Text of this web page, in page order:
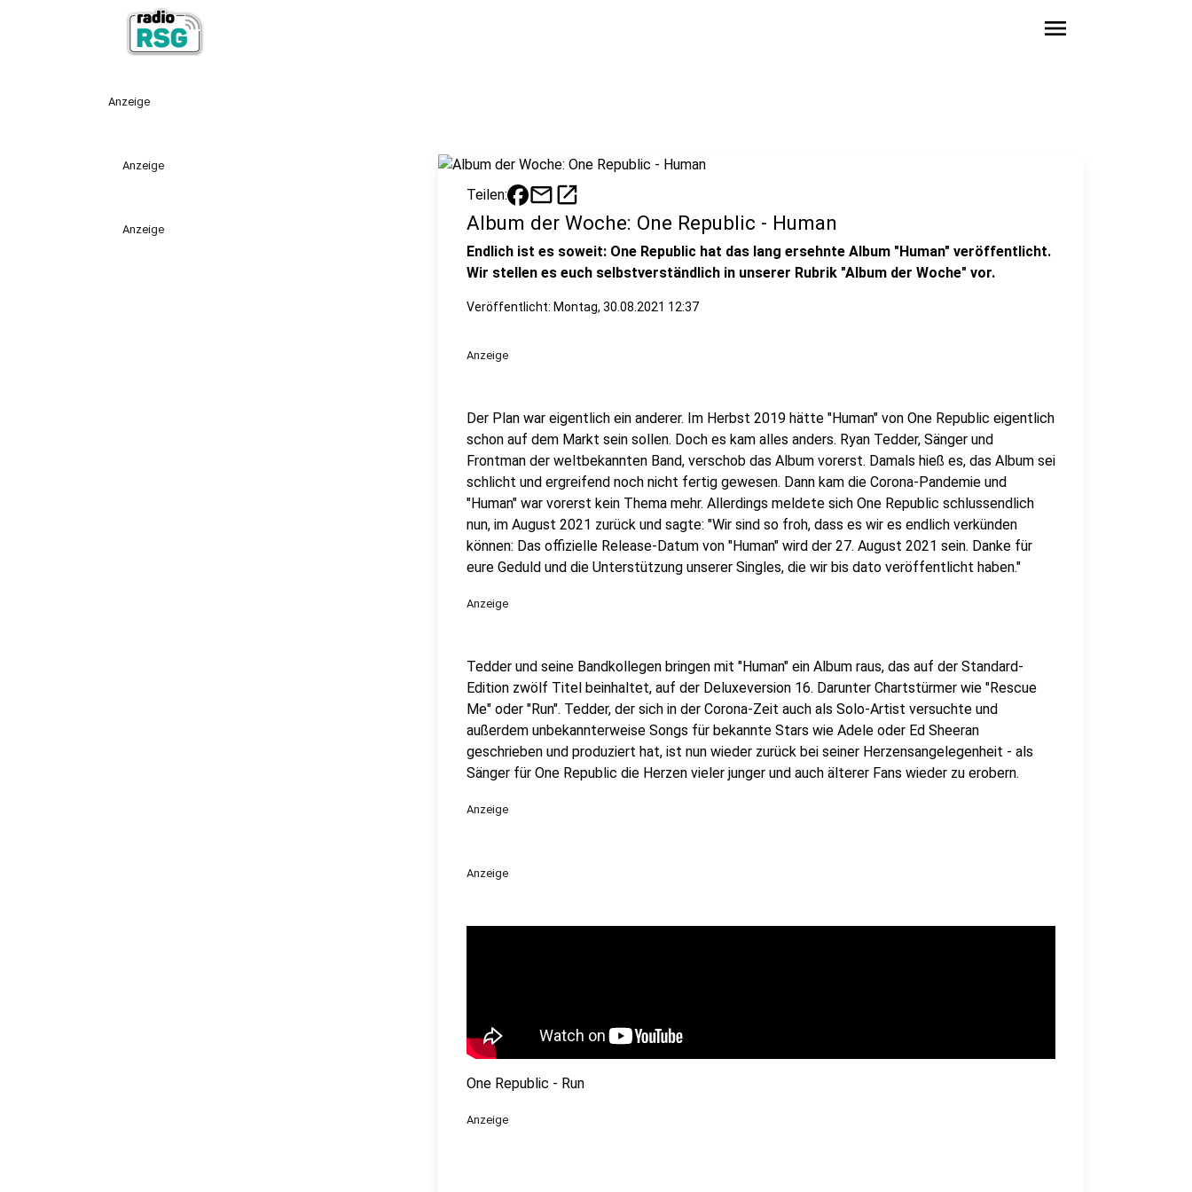
menu
Anzeige
Anzeige
Anzeige
Teilen: mailopen_in_new
Album der Woche: One Republic - Human
Endlich ist es soweit: One Republic hat das lang ersehnte Album "Human" veröffentlicht.
Wir stellen es euch selbstverständlich in unserer Rubrik "Album der Woche" vor.
Veröffentlicht: Montag, 30.08.2021 12:37
Anzeige
Der Plan war eigentlich ein anderer. Im Herbst 2019 hätte "Human" von One Republic eigentlich
schon auf dem Markt sein sollen. Doch es kam alles anders. Ryan Tedder, Sänger und
Frontman der weltbekannten Band, verschob das Album vorerst. Damals hieß es, das Album sei
schlicht und ergreifend noch nicht fertig gewesen. Dann kam die Corona-Pandemie und
"Human" war vorerst kein Thema mehr. Allerdings meldete sich One Republic schlussendlich
nun, im August 2021 zurück und sagte: "Wir sind so froh, dass es wir es endlich verkünden
können: Das offizielle Release-Datum von "Human" wird der 27. August 2021 sein. Danke für
eure Geduld und die Unterstützung unserer Singles, die wir bis dato veröffentlicht haben."
Anzeige
Tedder und seine Bandkollegen bringen mit "Human" ein Album raus, das auf der Standard-
Edition zwölf Titel beinhaltet, auf der Deluxeversion 16. Darunter Chartstürmer wie "Rescue
Me" oder "Run". Tedder, der sich in der Corona-Zeit auch als Solo-Artist versuchte und
außerdem unbekannterweise Songs für bekannte Stars wie Adele oder Ed Sheeran
geschrieben und produziert hat, ist nun wieder zurück bei seiner Herzensangelegenheit - als
Sänger für One Republic die Herzen vieler junger und auch älterer Fans wieder zu erobern.
Anzeige
Anzeige
One Republic - Run
Anzeige